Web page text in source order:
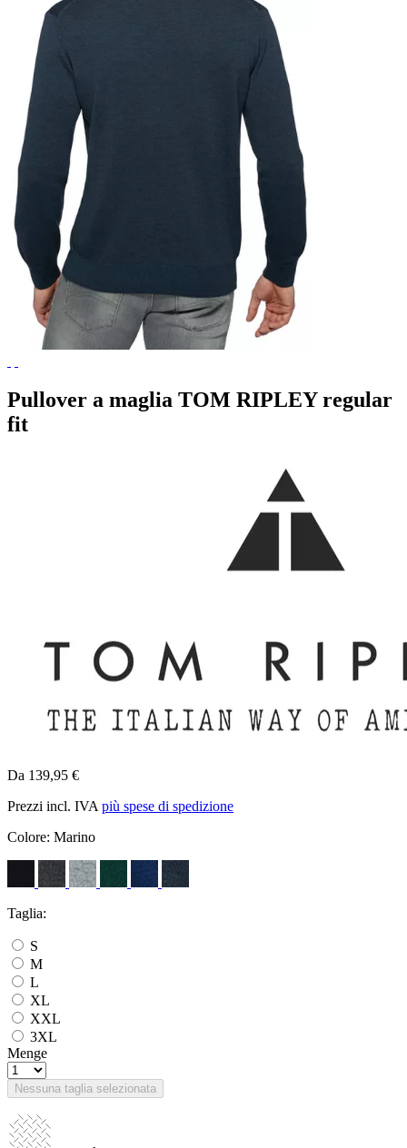
Pullover a maglia TOM RIPLEY regular
fit
Da 139,95 €
Prezzi incl. IVA più spese di spedizione
Colore: Marino
Taglia:
S
M
L
XL
XXL
3XL
Menge
Nessuna taglia selezionata